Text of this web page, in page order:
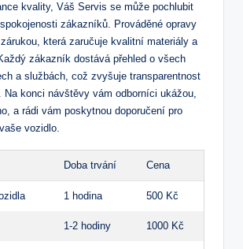
kvality, Váš‌ Servis se ⁣může pochlubit
zákazníků. Prováděné ‌opravy
která zaručuje kvalitní materiály a‍
zákazník dostává přehled o všech
a službách, což zvyšuje transparentnost
Na konci⁢ návštěvy⁢ vám‌ odborníci ukážou,
a rádi vám poskytnou doporučení pro⁣
‌vozidlo.
Doba trvání Cena
1⁢ hodina 500 Kč
1-2 ⁢hodiny 1000 Kč